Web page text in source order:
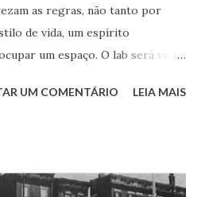
as regras, não tanto por
de vida, um espírito
um espaço. O lab será visto
isso é justificado pela aura de
que carrega um certo
UM COMENTÁRIO LEIA MAIS